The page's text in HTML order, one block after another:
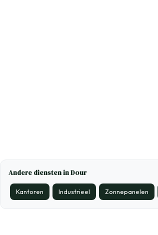
Andere diensten in Dour
Kantoren Industrieel Zonnepanelen